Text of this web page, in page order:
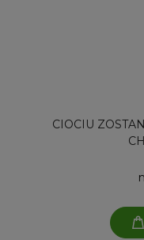
CIOCIU